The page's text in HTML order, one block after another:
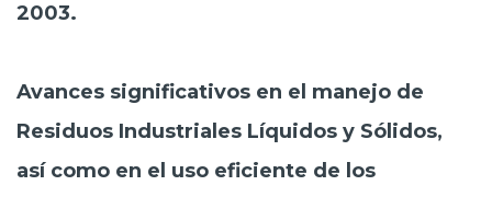
2003.
Avances significativos en el manejo de
Residuos Industriales Líquidos y Sólidos,
así como en el uso eficiente de los